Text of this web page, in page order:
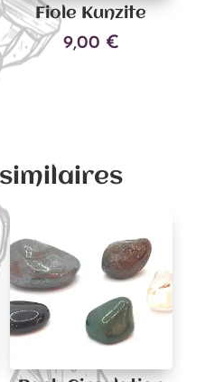
Fiole Kunzite
9,00 €